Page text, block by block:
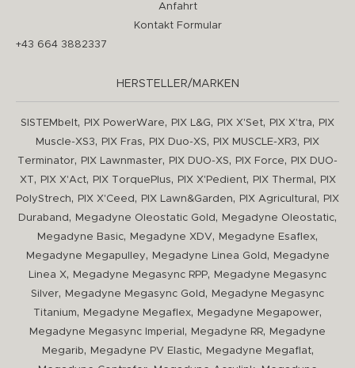
Anfahrt
Kontakt Formular
+43 664 3882337
HERSTELLER/MARKEN
SISTEMbelt, PIX PowerWare, PIX L&G, PIX X'Set, PIX X'tra,
PIX
Muscle-XS3, PIX Fras, PIX Duo-XS, PIX MUSCLE-XR3,
PIX
Terminator, PIX Lawnmaster, PIX DUO-XS, PIX Force,
PIX DUO-
XT, PIX X'Act, PIX TorquePlus, PIX X'Pedient, PIX Thermal ,
PIX
PolyStrech, PIX X'Ceed , PIX Lawn&Garden, PIX Agricultural ,
PIX
Duraband , Megadyne Oleostatic Gold , Megadyne Oleostatic,
Megadyne Basic, Megadyne XDV, Megadyne Esaflex,
Megadyne Megapulley, Megadyne Linea Gold ,
Megadyne
Linea X, Megadyne Megasync RPP,
Megadyne Megasync
Silver, Megadyne Megasync Gold ,
Megadyne Megasync
Titanium, Megadyne Megaflex, Megadyne Megapower,
Megadyne Megasync Imperial , Megadyne RR,
Megadyne
Megarib, Megadyne PV Elastic, Megadyne Megaflat,